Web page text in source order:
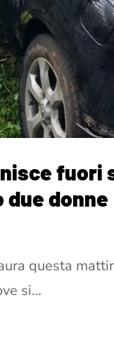
fuori
due donne
questa
si…